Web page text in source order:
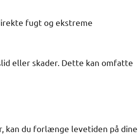
fugt og ekstreme
eller skader. Dette kan omfatte
kan du forlænge levetiden på dine